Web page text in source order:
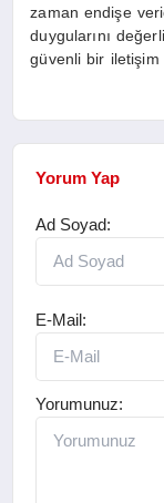
zaman endişe
duygularını
güvenli bir
Yorum Yap
Ad Soyad:
E-Mail:
Yorumunuz: